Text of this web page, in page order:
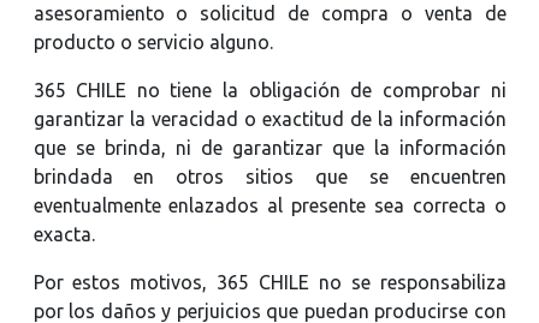
asesoramiento o solicitud de compra o venta de
producto o servicio alguno.
365 CHILE no tiene la obligación de comprobar ni
garantizar la veracidad o exactitud de la información
que se brinda, ni de garantizar que la información
brindada en otros sitios que se encuentren
eventualmente enlazados al presente sea correcta o
exacta.
Por estos motivos, 365 CHILE no se responsabiliza
por los daños y perjuicios que puedan producirse con